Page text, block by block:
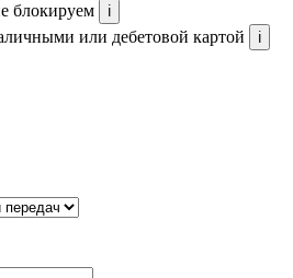
блокируем ℹ️
или дебетовой картой
ℹ️